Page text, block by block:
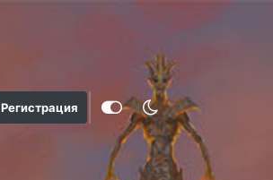
Регистрация